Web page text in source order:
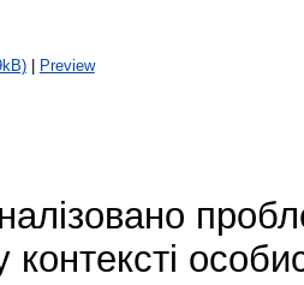
| Preview
контексті